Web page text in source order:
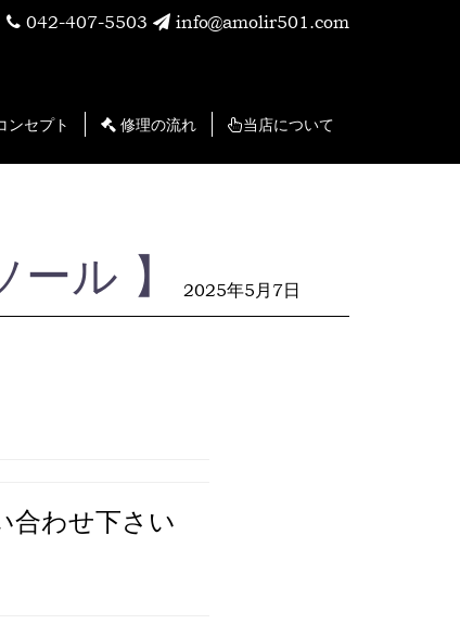
042-407-5503 info@amolir501.com
ンセプト 修理の流れ 当店について
ル 】 2025年5月7日
合わせ下さい